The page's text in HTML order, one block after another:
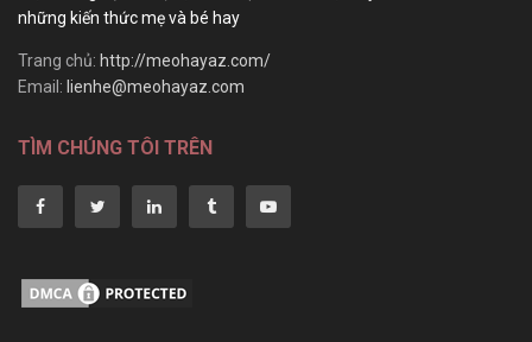
những kiến thức mẹ và bé hay
Trang chủ: http://meohayaz.com/
Email: lienhe@meohayaz.com
TÌM CHÚNG TÔI TRÊN